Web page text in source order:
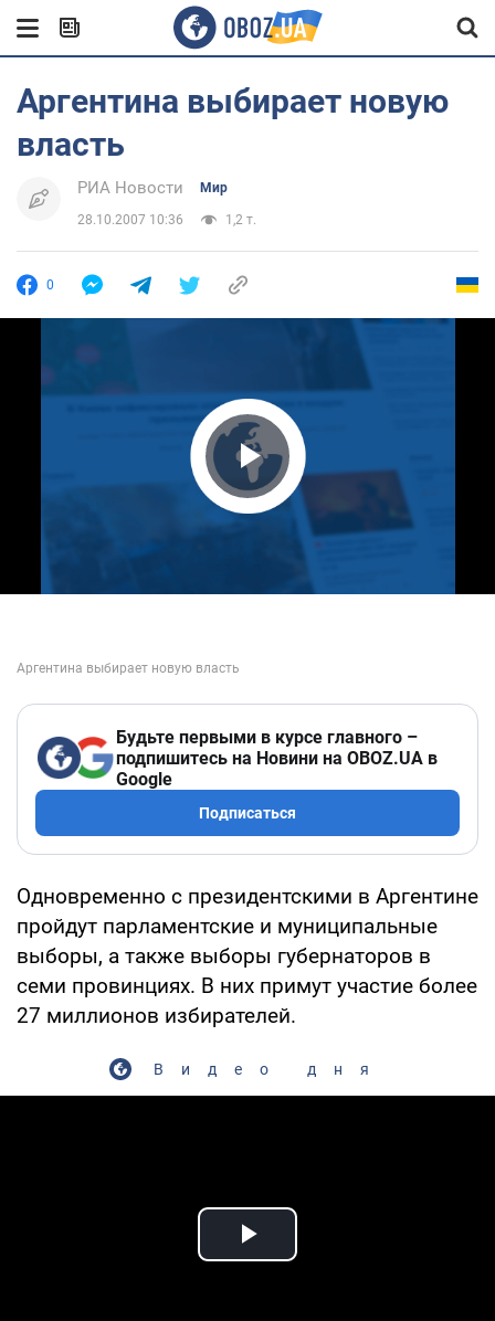
Аргентина выбирает новую
власть
РИА Новости Мир
28.10.2007 10:36 1,2 т.
0
Play Video
Будьте первыми в курсе главного –
подпишитесь на Новини на OBOZ.UA в
Google
Подписаться
Одновременно с президентскими в Аргентине
пройдут парламентские и муниципальные
выборы, а также выборы губернаторов в
семи провинциях. В них примут участие более
27 миллионов избирателей.
Видео дня
Play Video